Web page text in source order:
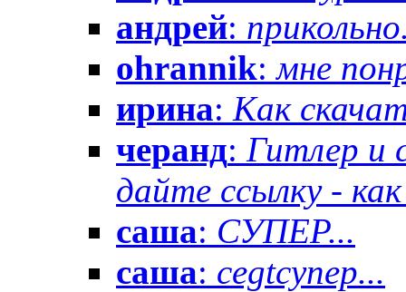
андрей:
ohrannik:мне
ирина: Как
черанд: Гитлер и
дайте ссылку -
саша: СУПЕР...
саша: cegtсупер...